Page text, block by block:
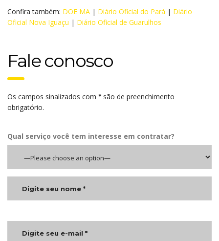
Confira também: DOE MA | Diário Oficial do Pará | Diário
Oficial Nova Iguaçu | Diário Oficial de Guarulhos
Fale conosco
Os campos sinalizados com * são de preenchimento
obrigatório.
Qual serviço você tem interesse em contratar?